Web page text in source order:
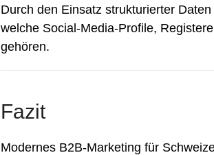
Durch den Einsatz strukturierter
welche Social-Media-Profile,
gehören.
Fazit
Modernes B2B-Marketing für